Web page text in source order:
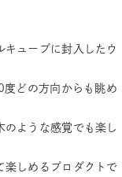
ューブに封入したウ
どの方向からも眺め
ような感覚でも楽し
楽しめるプロダクトで